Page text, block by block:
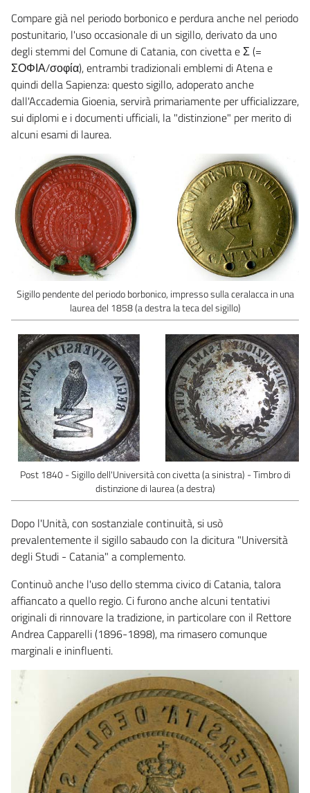
Compare già nel periodo borbonico e perdura anche nel periodo
postunitario, l'uso occasionale di un sigillo, derivato da uno
degli stemmi del Comune di Catania, con civetta e Σ (=
ΣΟΦΙΑ/σοφία), entrambi tradizionali emblemi di Atena e
quindi della Sapienza: questo sigillo, adoperato anche
dall'Accademia Gioenia, servirà primariamente per ufficializzare,
sui diplomi e i documenti ufficiali, la "distinzione" per merito di
alcuni esami di laurea.
Sigillo pendente del periodo borbonico, impresso sulla ceralacca in una
laurea del 1858 (a destra la teca del sigillo)
Post 1840 - Sigillo dell'Università con civetta (a sinistra) - Timbro di
distinzione di laurea (a destra)
Dopo l'Unità, con sostanziale continuità, si usò
prevalentemente il sigillo sabaudo con la dicitura "Università
degli Studi - Catania" a complemento.
Continuò anche l'uso dello stemma civico di Catania, talora
affiancato a quello regio. Ci furono anche alcuni tentativi
originali di rinnovare la tradizione, in particolare con il Rettore
Andrea Capparelli (1896-1898), ma rimasero comunque
marginali e ininfluenti.